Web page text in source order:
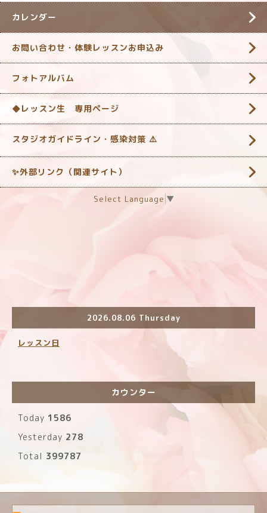
カレンダー
お問い合わせ・体験レッスンお申込み
フォトアルバム
◆レッスン生 専用ページ
スタジオガイドライン・感染対策 ‎⚠️
✨外部リンク（関連サイト）
Select Language ▼
2026.08.06 Thursday
レッスン日
カウンター
Today 1586
Yesterday 278
Total 399787